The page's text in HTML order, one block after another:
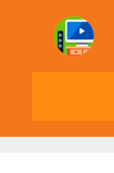
содержимому